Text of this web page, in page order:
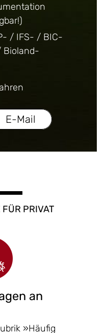
/ IFS- / BIC-
Bioland-
E-Mail
PRIVAT
an
»Häufig